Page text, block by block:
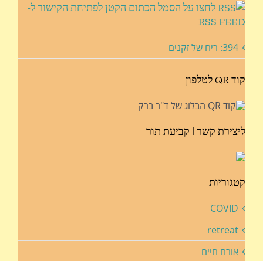
לחצו על הסמל הכתום הקטן לפתיחת הקישור ל-
RSS FEED
394: ריח של זקנים
קוד QR לטלפון
ליצירת קשר | קביעת תור
קטגוריות
COVID
retreat
אורח חיים